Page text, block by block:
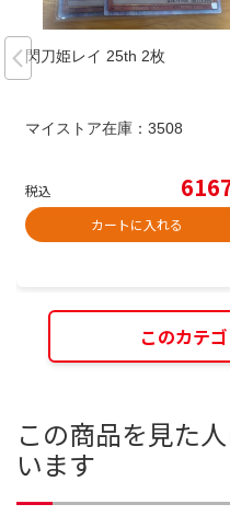
閃刀姫レイ 25th 2枚
マイストア在庫： 3508
税込
カートに入れる
このカテ
この商品を見た
います